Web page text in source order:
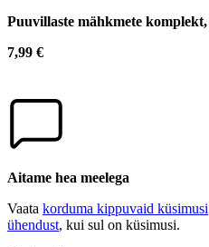
Puuvillaste mähkmete
7,99 €
Aitame hea meelega
Vaata korduma kippuvaid küsimusi
ühendust, kui sul on küsimusi.